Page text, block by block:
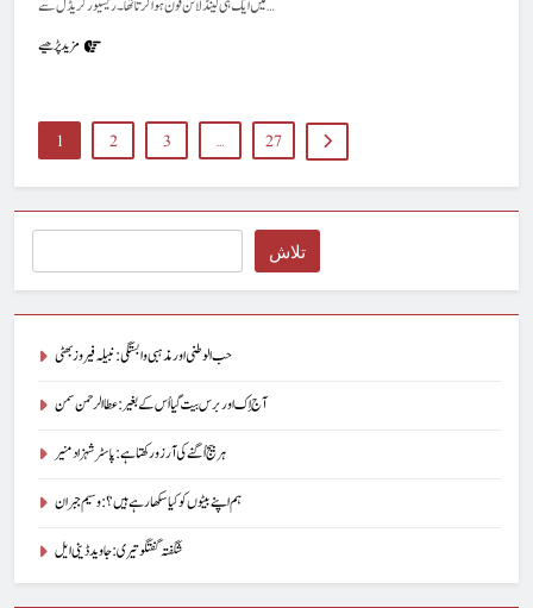
میں ایک ہی لینڈ لائن فون ہوا کرتا تھا۔ ریسیور کریڈل سے…
مزید پڑھیے
1 2 3 … 27
تلاش
حب الوطنی اور مذہبی وابستگی : نبیلہ فیروز بھٹی
آج اِک اور برس بیت گیا اُس کے بغیر : عطاالرحمن سمن
ہر بیج اُگنے کی آرزو رکھتا ہے : پاسٹر شہزاد منیر
ہم اپنے بیٹوں کو کیا سکھا رہے ہیں؟ : وسیم جبران
شگفتہ گفتگو تیری : جاوید ڈینی ایل